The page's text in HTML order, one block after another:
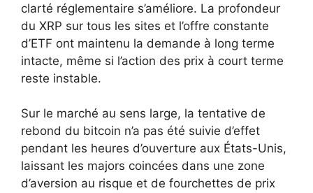
clarté réglementaire s’améliore. La profondeur
du XRP sur tous les sites et l’offre constante
d’ETF ont maintenu la demande à long terme
intacte, même si l’action des prix à court terme
reste instable.
Sur le marché au sens large, la tentative de
rebond du bitcoin n’a pas été suivie d’effet
pendant les heures d’ouverture aux États-Unis,
laissant les majors coincées dans une zone
d’aversion au risque et de fourchettes de prix